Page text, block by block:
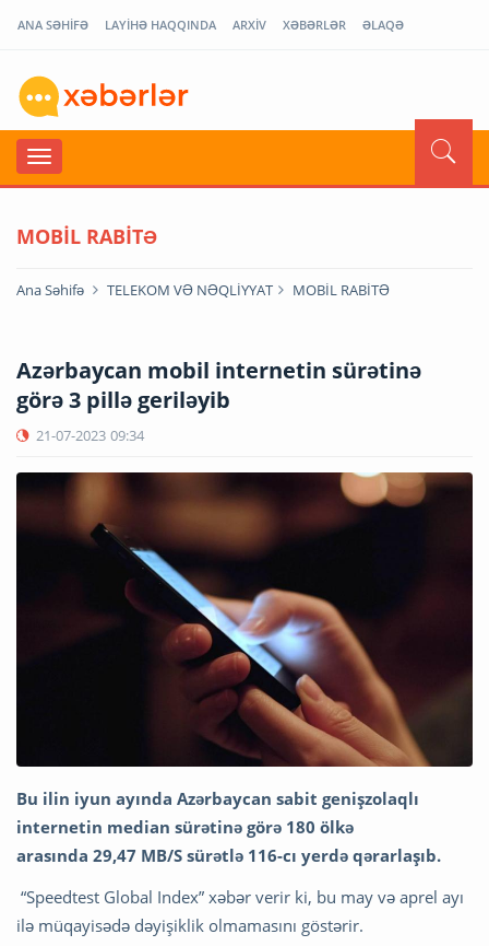
ANA SƏHİFƏ LAYİHƏ HAQQINDA ARXİV XƏBƏRLƏR ƏLAQƏ
MOBİL RABİTƏ
Ana Səhifə TELEKOM VƏ NƏQLİYYAT MOBİL RABİTƏ
Azərbaycan mobil internetin sürətinə
görə 3 pillə geriləyib
21-07-2023 09:34
Bu ilin iyun ayında Azərbaycan sabit genişzolaqlı
internetin median sürətinə görə 180 ölkə
arasında 29,47 MB/S sürətlə 116-cı yerdə qərarlaşıb.
“Speedtest Global Index” xəbər verir ki, bu may və aprel ayı
ilə müqayisədə dəyişiklik olmamasını göstərir.